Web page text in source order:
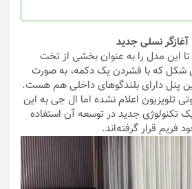
محصول
نسلی جدید
این مدل را به عنوان بخشی از تخت
شکل که با فشردن یک دکمه، به صورت
این پنل دارای بلندگوهای داخلی هم هست.
تلویزیون اعلام نشده اما ال جی به این
تکنولوژی جدید در توسعه آن استفاده
فریم قرار گرفته‌اند.